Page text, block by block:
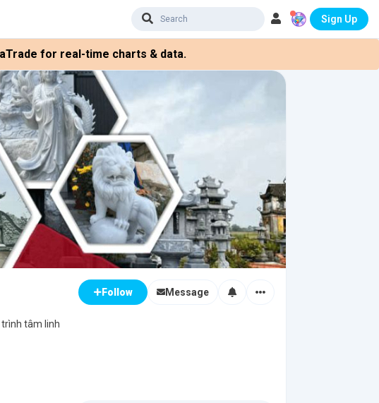
Sign Up
for real-time charts & data.
trình tâm linh
Follow Message